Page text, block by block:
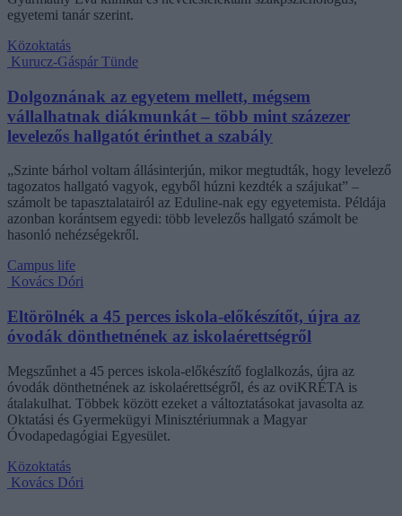
egyetemi tanár szerint.
Közoktatás
Kurucz-Gáspár Tünde
Dolgoznának az egyetem mellett, mégsem
vállalhatnak diákmunkát – több mint százezer
levelezős hallgatót érinthet a szabály
„Szinte bárhol voltam állásinterjún, mikor megtudták, hogy levelező
tagozatos hallgató vagyok, egyből húzni kezdték a szájukat” –
számolt be tapasztalatairól az Eduline-nak egy egyetemista. Példája
azonban korántsem egyedi: több levelezős hallgató számolt be
hasonló nehézségekről.
Campus life
Kovács Dóri
Eltörölnék a 45 perces iskola-előkészítőt, újra az
óvodák dönthetnének az iskolaérettségről
Megszűnhet a 45 perces iskola-előkészítő foglalkozás, újra az
óvodák dönthetnének az iskolaérettségről, és az oviKRÉTA is
átalakulhat. Többek között ezeket a változtatásokat javasolta az
Oktatási és Gyermekügyi Minisztériumnak a Magyar
Óvodapedagógiai Egyesület.
Közoktatás
Kovács Dóri